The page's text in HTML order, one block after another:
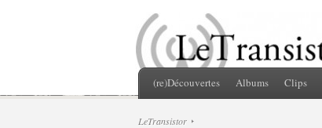
(re)Découvertes Albums Clips
LeTransistor